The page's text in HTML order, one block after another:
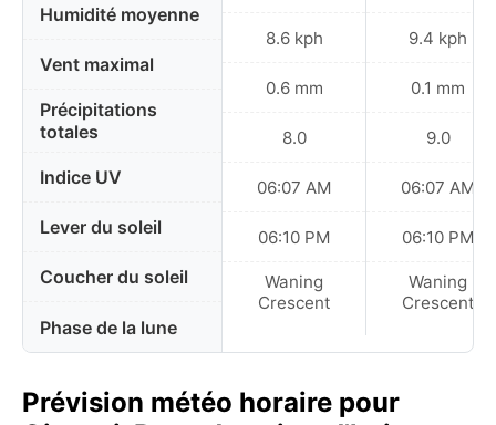
Humidité moyenne
Vent maximal
Précipitations
totales
Indice UV
Lever du soleil
Coucher du soleil
Phase de la lune
8.6 kph
0.6 mm
8.0
06:07 AM
06:10 PM
Waning
Crescent
9.4 kph
0.1 mm
9.0
06:07 AM
06:10 PM
Waning
Crescent
Prévision météo horaire pour